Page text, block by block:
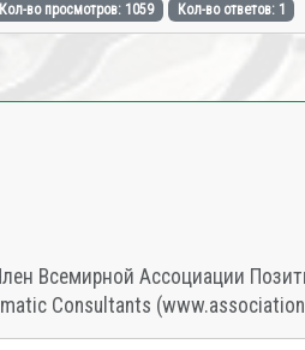
Кол-во просмотров: 1059 Кол-во ответов: 1
Всемирной Ассоциации
Consultants